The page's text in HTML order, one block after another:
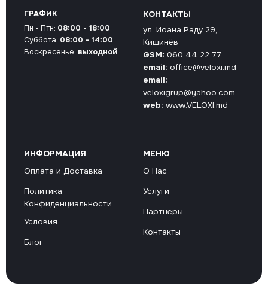
КОНТАКТЫ
ул. Иоана Раду 29,
Кишинёв
GSM: 060 44 22 77
email: office@veloxi.md
email:
veloxigrup@yahoo.com
web: www.VELOXI.md
ИНФОРМАЦИЯ
Оплата и Доставка
Политика
Конфиденциальности
Условия
Блог
МЕНЮ
О Нас
Услуги
Партнеры
Контакты
ГРАФИК
Пн - Птн: 08:00 - 18:00
Суббота: 08:00 - 14:00
Воскресенье: выходной